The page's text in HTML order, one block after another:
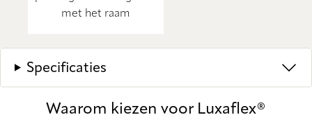
met het raam
Specificaties
Waarom kiezen voor Luxaflex®